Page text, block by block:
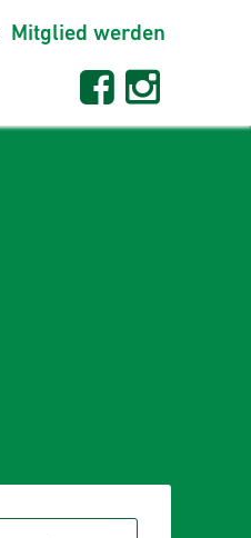
Mitglied werden